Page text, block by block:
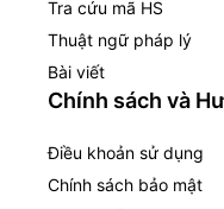
Tra cứu mã HS
Thuật ngữ pháp lý
Bài viết
Chính sách và
Điều khoản sử dụng
Chính sách bảo mật